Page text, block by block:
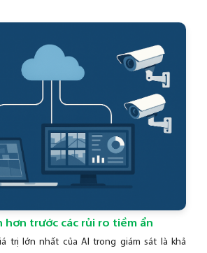
hơn trước các rủi ro tiềm ẩn
trị lớn nhất của AI trong giám sát là khả